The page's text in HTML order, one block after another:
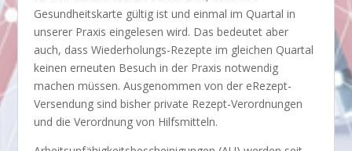
Gesundheitskarte gültig ist und einmal im Quartal in
unserer Praxis eingelesen wird. Das bedeutet aber
auch, dass Wiederholungs-Rezepte im gleichen Quartal
keinen erneuten Besuch in der Praxis notwendig
machen müssen. Ausgenommen von der eRezept-
Versendung sind bisher private Rezept-Verordnungen
und die Verordnung von Hilfsmitteln.